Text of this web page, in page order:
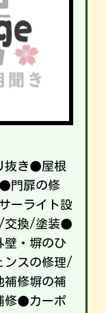
抜き●屋根
門扉の修
ーライト設
交換/塗装●
・塀のひ
スの修理/
修塀の補
修●カーポ